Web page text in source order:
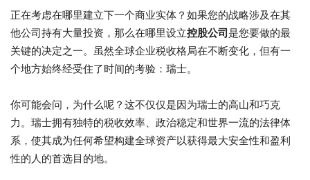
正在考虑在哪里建立下一个商业实体？如果您的战略涉及在其
他公司持有大量投资，那么在哪里设立控股公司是您要做的最
关键的决定之一。虽然全球企业税收格局在不断变化，但有一
个地方始终经受住了时间的考验：瑞士。
你可能会问，为什么呢？这不仅仅是因为瑞士的高山和巧克
力。瑞士拥有独特的税收效率、政治稳定和世界一流的法律体
系，使其成为任何希望构建全球资产以获得最大安全性和盈利
性的人的首选目的地。